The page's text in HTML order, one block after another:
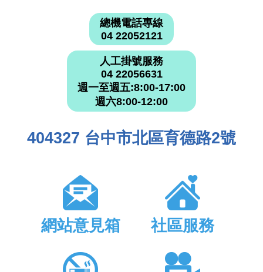
總機電話專線
04 22052121
人工掛號服務
04 22056631
週一至週五:8:00-17:00
週六8:00-12:00
404327 台中市北區育德路2號
網站意見箱 社區服務